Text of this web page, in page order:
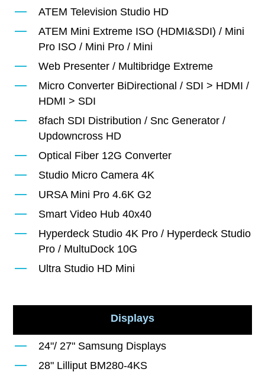
ATEM Television Studio HD
ATEM Mini Extreme ISO (HDMI&SDI) / Mini
Pro ISO / Mini Pro / Mini
Web Presenter / Multibridge Extreme
Micro Converter BiDirectional / SDI > HDMI /
HDMI > SDI
8fach SDI Distribution / Snc Generator /
Updowncross HD
Optical Fiber 12G Converter
Studio Micro Camera 4K
URSA Mini Pro 4.6K G2
Smart Video Hub 40x40
Hyperdeck Studio 4K Pro / Hyperdeck Studio
Pro / MultuDock 10G
Ultra Studio HD Mini
Displays
24"/ 27" Samsung Displays
28" Lilliput BM280-4KS